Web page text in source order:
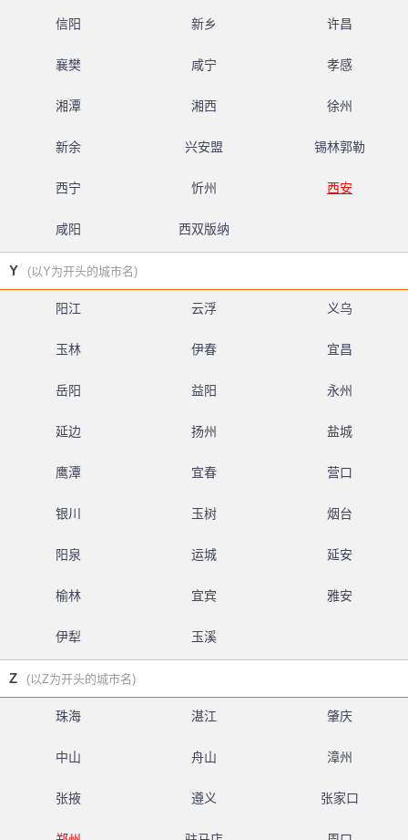
信阳 新乡 许昌
襄樊 咸宁 孝感
湘潭 湘西 徐州
新余 兴安盟 锡林郭勒
西宁 忻州 西安
咸阳 西双版纳
Y (以Y为开头的城市名)
阳江 云浮 义乌
玉林 伊春 宜昌
岳阳 益阳 永州
延边 扬州 盐城
鹰潭 宜春 营口
银川 玉树 烟台
阳泉 运城 延安
榆林 宜宾 雅安
伊犁 玉溪
Z (以Z为开头的城市名)
珠海 湛江 肇庆
中山 舟山 漳州
张掖 遵义 张家口